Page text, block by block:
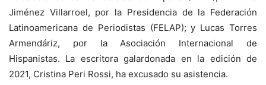
Jiménez Villarroel, por la Presidencia de la Federación
Latinoamericana de Periodistas (FELAP); y Lucas Torres
Armendáriz, por la Asociación Internacional de
Hispanistas. La escritora galardonada en la edición de
2021, Cristina Peri Rossi, ha excusado su asistencia.